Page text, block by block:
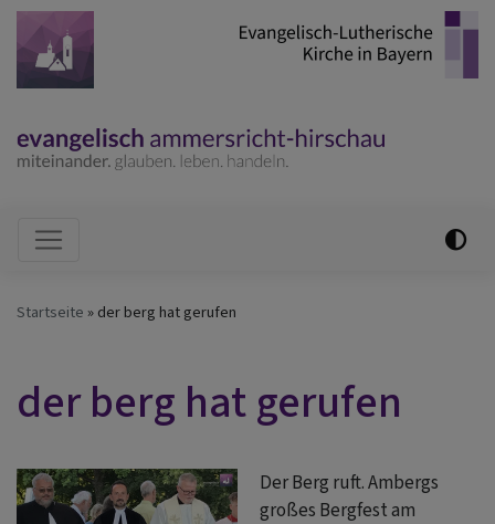
Direkt
zum
Inhalt
Hauptnavigation
Startseite der berg hat gerufen
der berg hat gerufen
Der Berg ruft. Ambergs
großes Bergfest am